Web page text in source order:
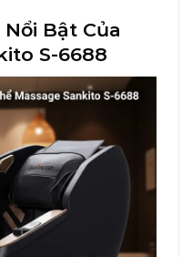
Bật Của
S-6688